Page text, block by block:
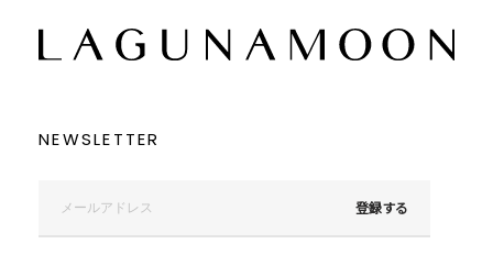
NEWSLETTER
登録する